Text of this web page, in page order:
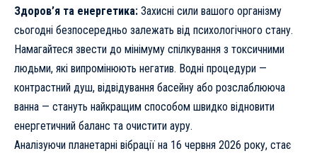
Здоров’я та енергетика: Захисні сили вашого організму
сьогодні безпосередньо залежать від психологічного стану.
Намагайтеся звести до мінімуму спілкування з токсичними
людьми, які випромінюють негатив. Водні процедури —
контрастний душ, відвідування басейну або розслаблююча
ванна — стануть найкращим способом швидко відновити
енергетичний баланс та очистити ауру.
Аналізуючи планетарні вібрації на 16 червня 2026 року, стає